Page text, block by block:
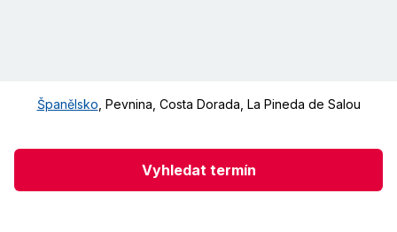
Španělsko Pevnina Costa Dorada La Pineda de Salou
Vyhledat termín